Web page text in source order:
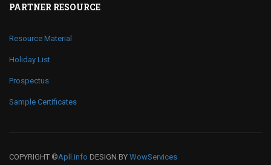
PARTNER RESOURCE
Resource Material
Holiday List
Prospectus
Sample Certificates
COPYRIGHT ©Apll.info DESIGN BY WowServices